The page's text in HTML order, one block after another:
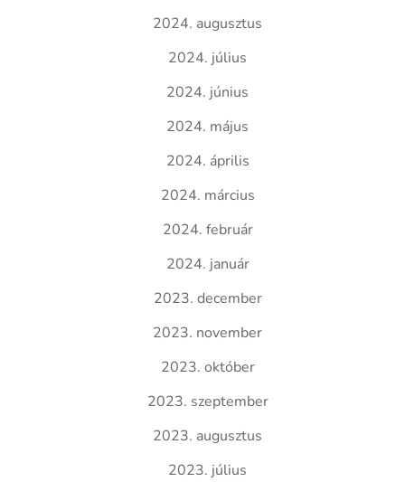
2024. augusztus
2024. július
2024. június
2024. május
2024. április
2024. március
2024. február
2024. január
2023. december
2023. november
2023. október
2023. szeptember
2023. augusztus
2023. július